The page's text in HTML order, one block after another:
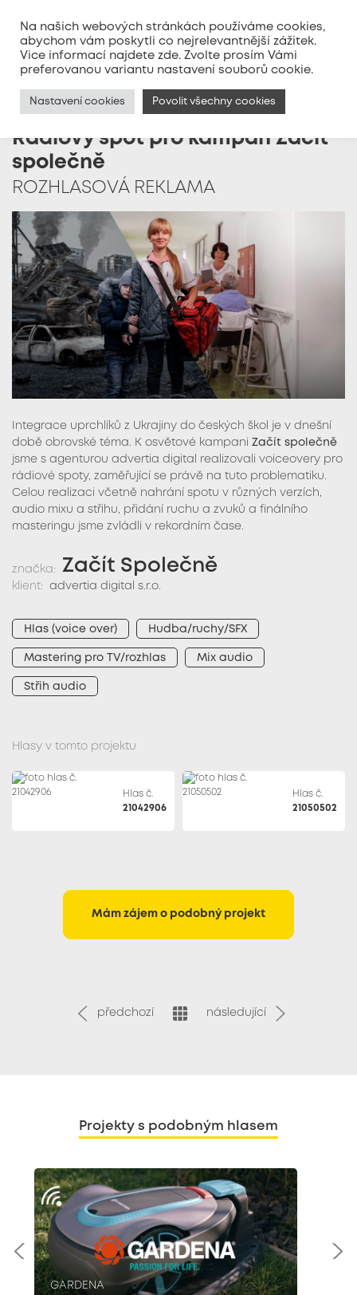
MENU
Rádiový spot pro kampaň Začít
společně
ROZHLASOVÁ REKLAMA
Integrace uprchlíků z Ukrajiny do českých škol je v dnešní
době obrovské téma. K osvětové kampani Začít společně
jsme s agenturou advertia digital realizovali voiceovery pro
rádiové spoty, zaměřující se právě na tuto problematiku.
Celou realizaci včetně nahrání spotu v různých verzích,
audio mixu a střihu, přidání ruchu a zvuků a finálního
masteringu jsme zvládli v rekordním čase.
značka: Začít Společně
klient: advertia digital s.r.o.
Hlas (voice over) Hudba/ruchy/SFX
Mastering pro TV/rozhlas Mix audio
Střih audio
Hlasy v tomto projektu
Hlas č.
21042906
Hlas č.
21050502
Mám zájem o podobný projekt
předchozí následující
Projekty s podobným hlasem
GARDENA
Na našich webových stránkách používáme cookies,
abychom vám poskytli co nejrelevantnější zážitek.
Vice informací najdete zde. Zvolte prosím Vámi
preferovanou variantu nastavení souborů cookie.
Nastavení cookies Povolit všechny cookies